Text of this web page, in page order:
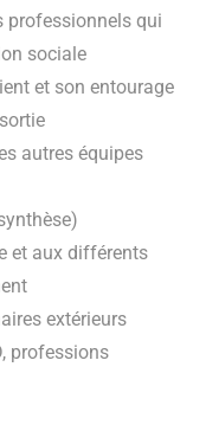
professionnels qui
sociale
et son entourage
autres équipes
et aux différents
extérieurs
professions